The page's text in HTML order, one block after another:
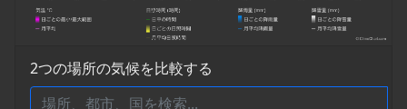
2つの場所の気候を比較する